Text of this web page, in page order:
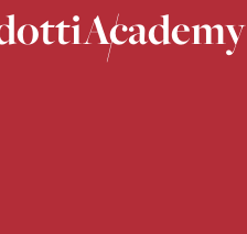
Academy